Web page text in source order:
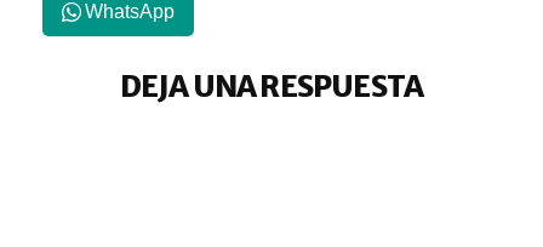
WhatsApp
DEJA UNA RESPUESTA